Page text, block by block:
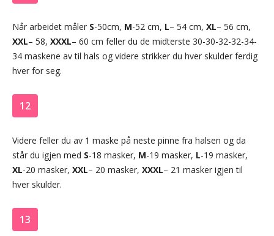
Når arbeidet måler S-50cm, M-52 cm, L– 54 cm, XL– 56 cm,
XXL– 58, XXXL– 60 cm feller du de midterste 30-30-32-32-34-
34 maskene av til hals og videre strikker du hver skulder ferdig
hver for seg.
12
Videre feller du av 1 maske på neste pinne fra halsen og da
står du igjen med S-18 masker, M-19 masker, L-19 masker,
XL-20 masker, XXL– 20 masker, XXXL– 21 masker igjen til
hver skulder.
13